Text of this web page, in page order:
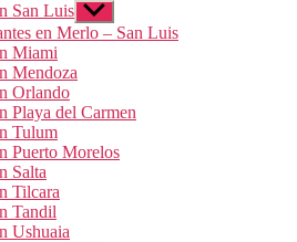
San Luis Mostrar
el
submenú
en Merlo – San Luis
Miami
Mendoza
Orlando
Playa del Carmen
Tulum
Puerto Morelos
Salta
Tilcara
Tandil
Ushuaia